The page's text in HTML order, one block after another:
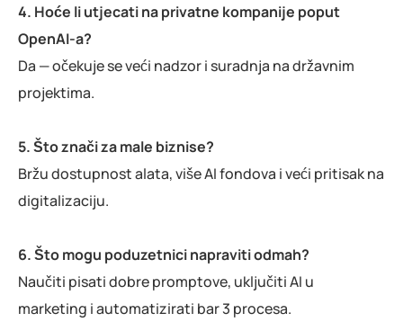
4. Hoće li utjecati na privatne kompanije poput
OpenAI-a?
Da — očekuje se veći nadzor i suradnja na državnim
projektima.
5. Što znači za male biznise?
Bržu dostupnost alata, više AI fondova i veći pritisak na
digitalizaciju.
6. Što mogu poduzetnici napraviti odmah?
Naučiti pisati dobre promptove, uključiti AI u
marketing i automatizirati bar 3 procesa.